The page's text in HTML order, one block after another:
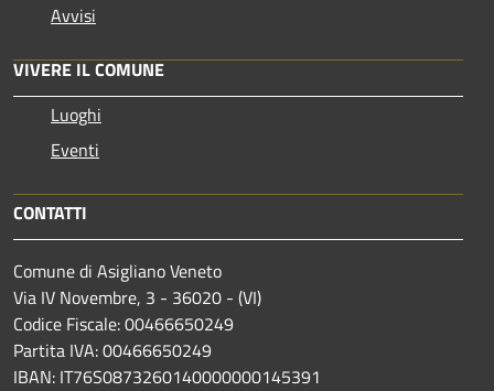
Avvisi
VIVERE IL COMUNE
Luoghi
Eventi
CONTATTI
Comune di Asigliano Veneto
Via IV Novembre, 3 - 36020 - (VI)
Codice Fiscale: 00466650249
Partita IVA: 00466650249
IBAN: IT76S0873260140000000145391